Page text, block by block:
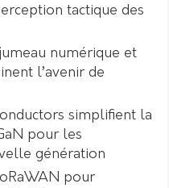
tactique des
numérique et
l’avenir de
simplifient la
pour les
génération
pour